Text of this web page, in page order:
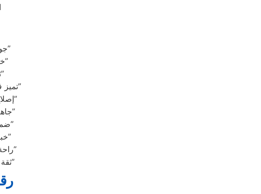
“جودة تلامس الإتقان: توكيل دايو يضمن الصيانة الممتازة”
“خبراء في العناية: توكيل دايو يضمن أداء الأجهزة بأمان”
“ثقة وجودة: توكيل دايو يوفر صيانة مضمونة للأجهزة”
“تميز في الخدمة: توكيل دايو يضمن الأداء الأمثل لجميع الأجهزة”
“إصلاح بدقة: توكيل دايو يقدم حلولاً فورية وموثوقة للمشاكل”
“جاهزية للأفضل: توكيل دايو يوفر الصيانة المتميزة لأجهزتك”
“ضمان الجودة: توكيل دايو يحافظ على أداء أجهزتك بكفاءة”
“خبرة مثبتة: توكيل دايو يوفر الخدمات الاحترافية لعملائه”
“راحة البال والأمان: توكيل دايو يضمن سلامة أجهزتك وأدائها”
“ثقة تدوم: توكيل دايو يقدم الصيانة الموثوقة لجميع أجهزتك”